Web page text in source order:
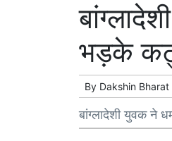
भड़के
By Dakshin Bharat
बांग्लादेशी युवक ने